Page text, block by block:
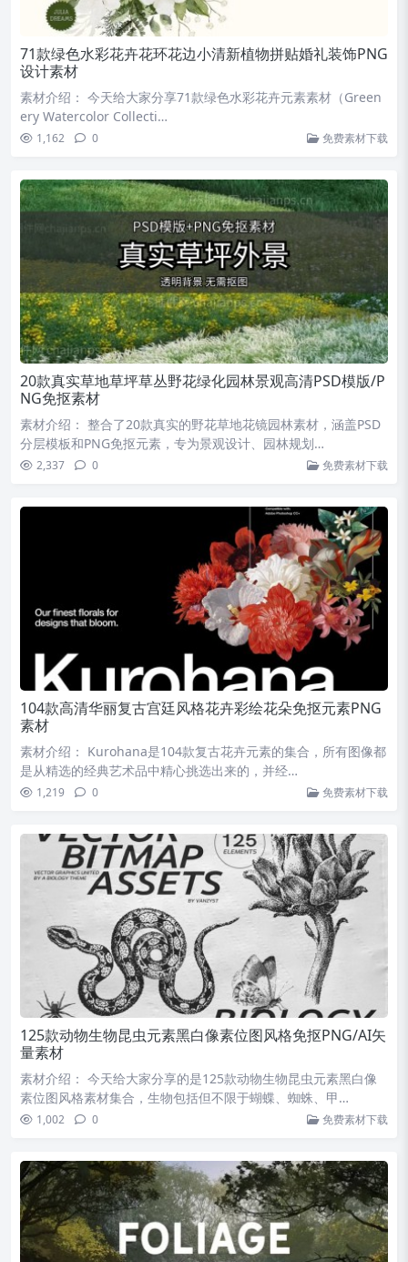
71款绿色水彩花卉花环花边小清新植物拼贴婚礼装饰PNG
设计素材
素材介绍： 今天给大家分享71款绿色水彩花卉元素素材（Green
ery Watercolor Collecti…
1,162 0 免费素材下载
20款真实草地草坪草丛野花绿化园林景观高清PSD模版/P
NG免抠素材
素材介绍： 整合了20款真实的野花草地花镜园林素材，涵盖PSD
分层模板和PNG免抠元素，专为景观设计、园林规划…
2,337 0 免费素材下载
104款高清华丽复古宫廷风格花卉彩绘花朵免抠元素PNG
素材
素材介绍： Kurohana是104款复古花卉元素的集合，所有图像都
是从精选的经典艺术品中精心挑选出来的，并经…
1,219 0 免费素材下载
125款动物生物昆虫元素黑白像素位图风格免抠PNG/AI矢
量素材
素材介绍： 今天给大家分享的是125款动物生物昆虫元素黑白像
素位图风格素材集合，生物包括但不限于蝴蝶、蜘蛛、甲…
1,002 0 免费素材下载